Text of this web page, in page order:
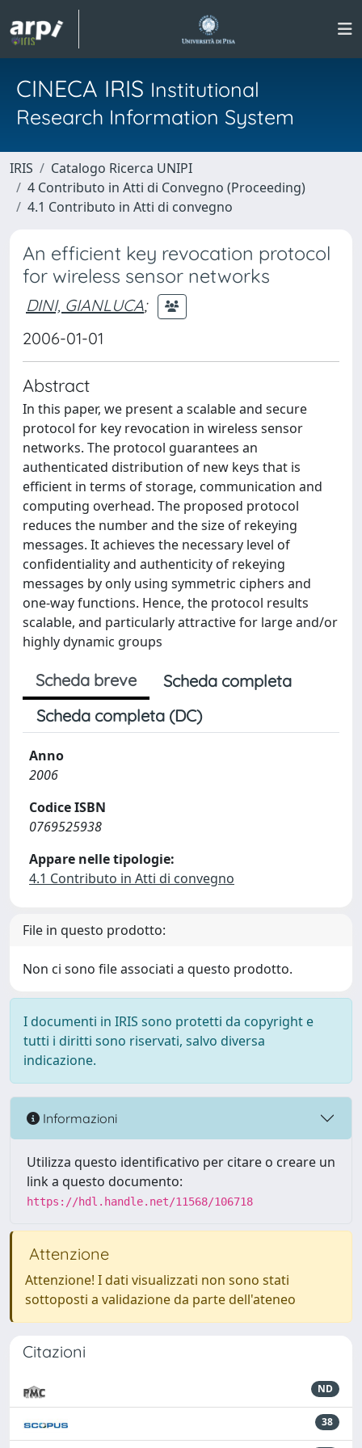
CINECA IRIS Institutional
Research Information System
IRIS
Catalogo Ricerca UNIPI
4 Contributo in Atti di Convegno (Proceeding)
4.1 Contributo in Atti di convegno
An efficient key revocation protocol
for wireless sensor networks
DINI, GIANLUCA;
2006-01-01
Abstract
In this paper, we present a scalable and secure
protocol for key revocation in wireless sensor
networks. The protocol guarantees an
authenticated distribution of new keys that is
efficient in terms of storage, communication and
computing overhead. The proposed protocol
reduces the number and the size of rekeying
messages. It achieves the necessary level of
confidentiality and authenticity of rekeying
messages by only using symmetric ciphers and
one-way functions. Hence, the protocol results
scalable, and particularly attractive for large and/or
highly dynamic groups
Scheda breve
Scheda completa
Scheda completa (DC)
Anno
2006
Codice ISBN
0769525938
Appare nelle tipologie:
4.1 Contributo in Atti di convegno
File in questo prodotto:
Non ci sono file associati a questo prodotto.
I documenti in IRIS sono protetti da copyright e
tutti i diritti sono riservati, salvo diversa
indicazione.
Informazioni
Utilizza questo identificativo per citare o creare un
link a questo documento:
https://hdl.handle.net/11568/106718
Attenzione
Attenzione! I dati visualizzati non sono stati
sottoposti a validazione da parte dell'ateneo
Citazioni
ND
38